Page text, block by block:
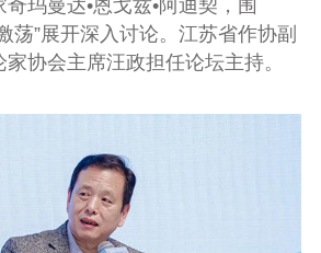
玛曼达•恩戈兹•阿迪契，围
荡”展开深入讨论。江苏省作协副
协会主席汪政担任论坛主持。